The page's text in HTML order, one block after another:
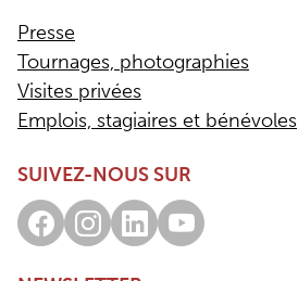
Presse
Tournages, photographies
Visites privées
Emplois, stagiaires et bénévoles
SUIVEZ-NOUS SUR
Facebook
Instagram
LinkedInYoutube